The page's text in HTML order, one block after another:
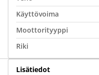
Käyttövoima
Moottorityyppi
Riki
Lisätiedot